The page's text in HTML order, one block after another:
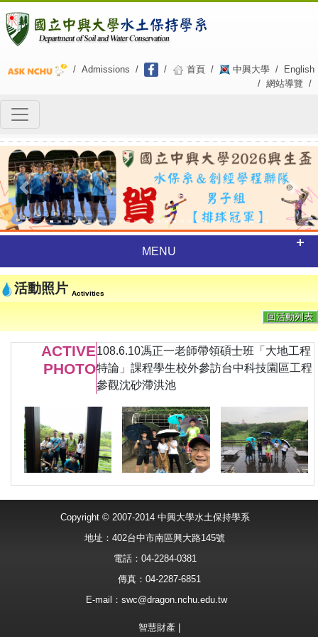
/ Admissions / / 首頁 / 中興大學 /
English
/ 網站導覽 /
Previous Next
MENU
活動照片 Activities
回活動列表
ACTIVE
PHOTO
108.6.10馮正一老師帶領碩士班「大地工程
特論」課程學生校外參訪台中科技園區工程
參觀沈砂滯洪池
Copyright © 2007-2014 中興大學水土保持學系
地址：402台中市南區興大路145號
電話：04-2284-0381
傳真：04-2287-6851
E-mail： swc@dragon.nchu.edu.tw
智慧財產